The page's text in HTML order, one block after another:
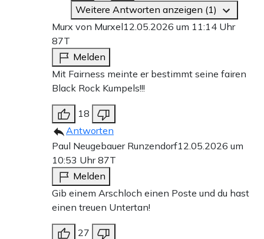
Weitere Antworten anzeigen (1)
Murx von Murxel12.05.2026 um 11:14 Uhr
87T
Melden
Mit Fairness meinte er bestimmt seine fairen
Black Rock Kumpels!!!
18
Antworten
Paul Neugebauer Runzendorf12.05.2026 um
10:53 Uhr87T
Melden
Gib einem Arschloch einen Poste und du hast
einen treuen Untertan!
27